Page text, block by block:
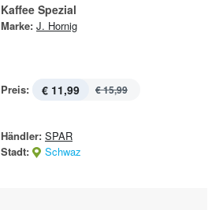
Kaffee Spezial
Marke: J. Hornig
Preis: € 11,99 € 15,99
Händler: SPAR
Stadt:
Schwaz